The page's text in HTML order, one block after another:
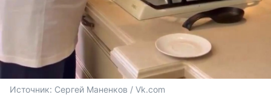
Источник: Сергей Маненков / Vk.com